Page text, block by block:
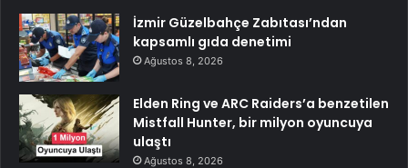
İzmir Güzelbahçe Zabıtası’ndan
kapsamlı gıda denetimi
Ağustos 8, 2026
Elden Ring ve ARC Raiders’a benzetilen
Mistfall Hunter, bir milyon oyuncuya
ulaştı
Ağustos 8, 2026